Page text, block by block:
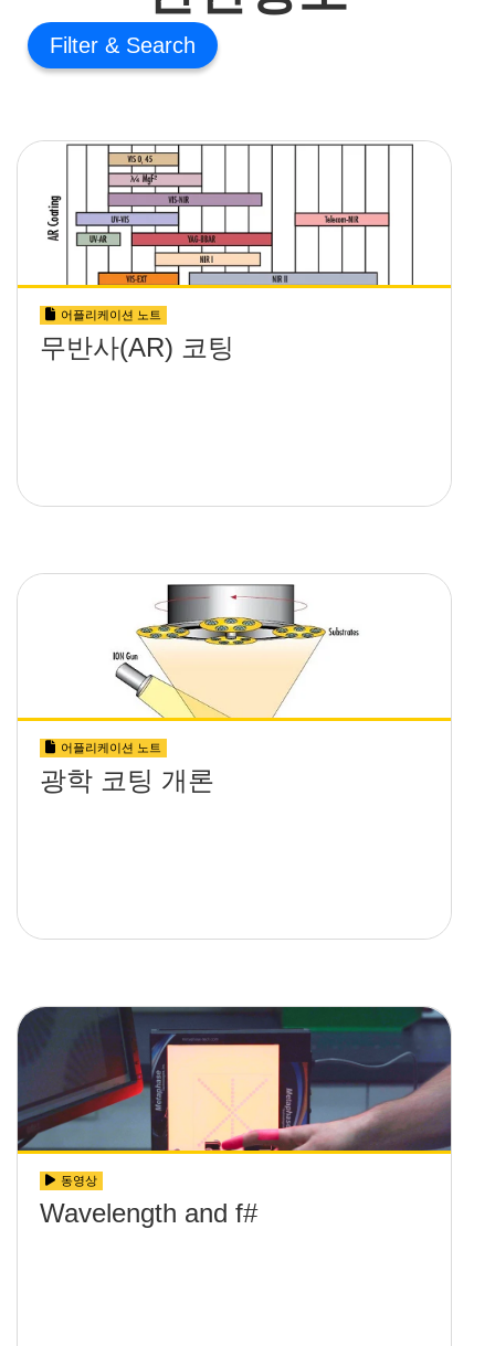
Filter
어플리케이션 노트
무반사(AR) 코팅
어플리케이션 노트
광학 코팅 개론
동영상
Wavelength and f#